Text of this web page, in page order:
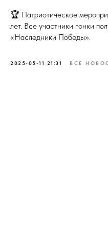
🏆 Патриотическое
лет. Все участники гонки
«Наследники Победы».
2025-05-11 21:31 ВСЕ